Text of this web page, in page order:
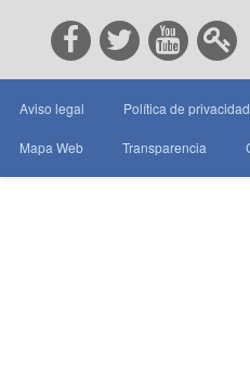
Aviso legal Política de privacidad
Mapa Web Transparencia